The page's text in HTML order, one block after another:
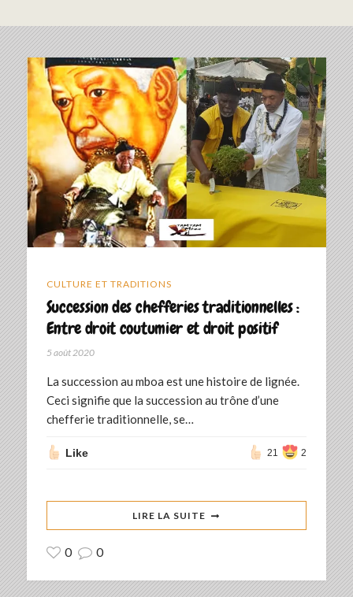
CULTURE ET TRADITIONS
Succession des chefferies traditionnelles :
Entre droit coutumier et droit positif
5 août 2020
La succession au mboa est une histoire de lignée.
Ceci signifie que la succession au trône d’une
chefferie traditionnelle, se…
Like 21 2
LIRE LA SUITE
0 0